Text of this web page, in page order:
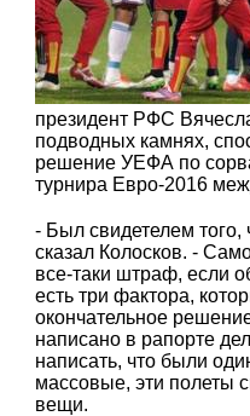
президент РФС
подводных камнях,
решение УЕФА по
турнира Евро-2016
- Был свидетелем того,
сказал Колосков. -
все-таки штраф, если
есть три фактора,
окончательное
написано в рапорте
написать, что были
массовые, эти полеты
вещи.